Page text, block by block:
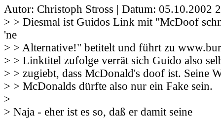
Autor: Christoph Stross | Datum: 05.10.2002
> > Diesmal ist Guidos Link mit "McDoof
'ne
> > Alternative!" betitelt und führt zu
> > Linktitel zufolge verrät sich Guido also
> > zugiebt, dass McDonald's doof ist. Seine
> > McDonalds dürfte also nur ein Fake sein.
>
> Naja - eher ist es so, daß er damit seine